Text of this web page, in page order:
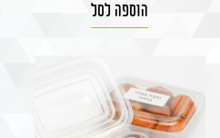
הוספה לסל